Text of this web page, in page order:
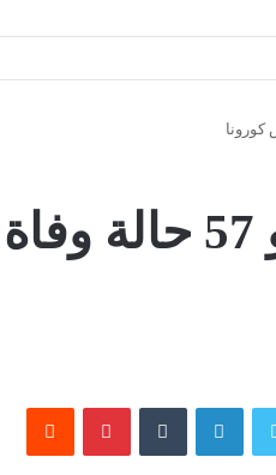
4096 اصابة جديدة و
تويتر لينكدإن بينتيريست